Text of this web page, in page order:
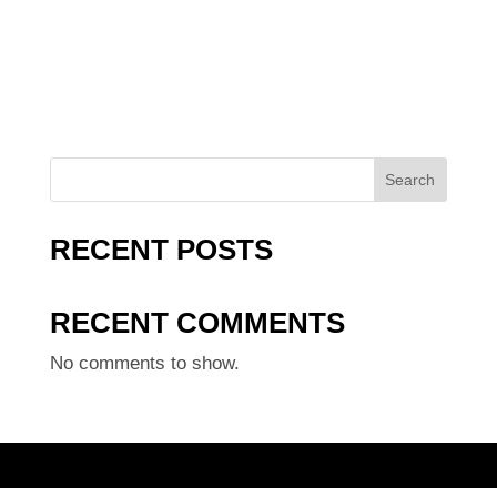
Search
RECENT POSTS
RECENT COMMENTS
No comments to show.